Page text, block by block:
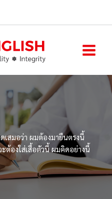
เสมอว่า ผมต้องมายืนตรงนี้
ต้องใส่เสื้อตัวนี้ ผมคิดอย่างนี้